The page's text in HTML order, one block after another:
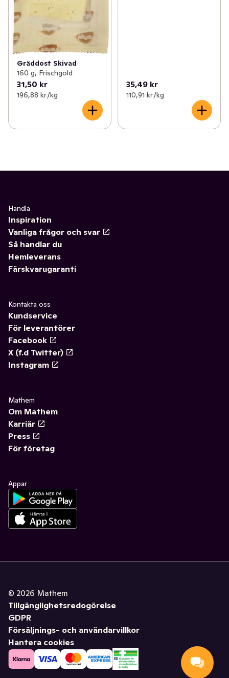
Gräddost Skivad
160 g, Frischgold
31,50 kr
196,88 kr /kg
35,49 kr
110,91 kr /kg
Handla
Inspiration
Vanliga frågor och svar
Så handlar du
Hemleverans
Färskvarugaranti
Kontakta oss
Kundservice
För leverantörer
Facebook
X (f.d Twitter)
Instagram
Mathem
Om Mathem
Karriär
Press
För företag
Appar
© 2026 Mathem
Tillgänglighetsredogörelse
GDPR
Försäljnings- och användarvillkor
Hantera cookies